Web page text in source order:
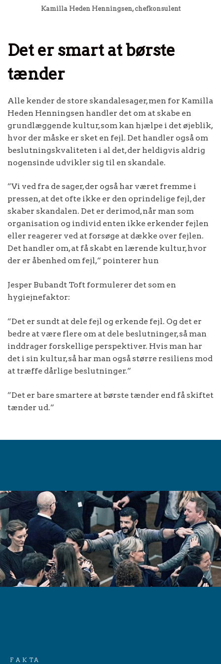
Kamilla Heden Henningsen, chefkonsulent
Det er smart at børste
tænder
Alle kender de store skandalesager, men for Kamilla
Heden Henningsen handler det om at skabe en
grundlæggende kultur, som kan hjælpe i det øjeblik,
hvor der måske er sket en fejl. Det handler også om
beslutningskvaliteten i al det, der heldigvis aldrig
nogensinde udvikler sig til en skandale.
”Vi ved fra de sager, der også har været fremme i
pressen, at det ofte ikke er den oprindelige fejl, der
skaber skandalen. Det er derimod, når man som
organisation og individ enten ikke erkender fejlen
eller reagerer ved at forsøge at dække over fejlen.
Det handler om, at få skabt en lærende kultur, hvor
der er åbenhed om fejl,” pointerer hun
Jesper Bubandt Toft formulerer det som en
hygiejnefaktor:
”Det er sundt at dele fejl og erkende fejl. Og det er
bedre at være flere om at dele beslutninger, så man
inddrager forskellige perspektiver. Hvis man har
det i sin kultur, så har man også større resiliens mod
at træffe dårlige beslutninger.”
”Det er bare smartere at børste tænder end få skiftet
tænder ud.”
FAKTA